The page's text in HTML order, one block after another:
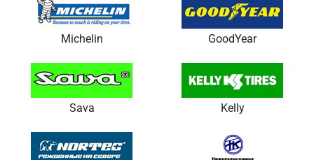
Michelin GoodYear
Sava Kelly